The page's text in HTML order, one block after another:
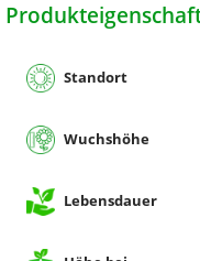
Standort
Wuchshöhe
Lebensdauer